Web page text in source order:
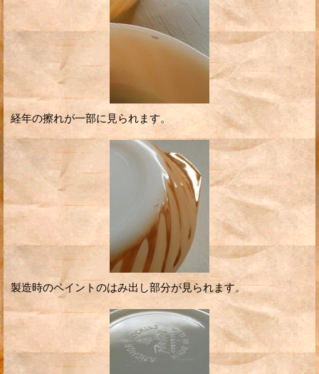
経年の擦れが一部に見られます。
製造時のペイントのはみ出し部分が見られます。